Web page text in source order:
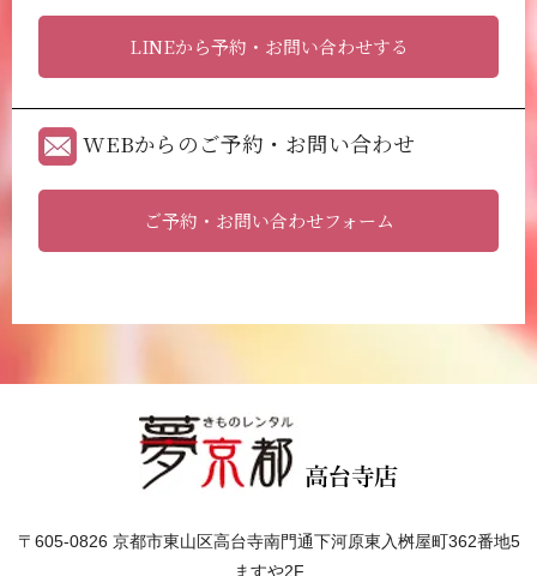
LINEから予約・お問い合わせする
WEBからのご予約・お問い合わせ
ご予約・お問い合わせフォーム
〒605-0826 京都市東山区高台寺南門通下河原東入桝屋町362番地5
ますや2F